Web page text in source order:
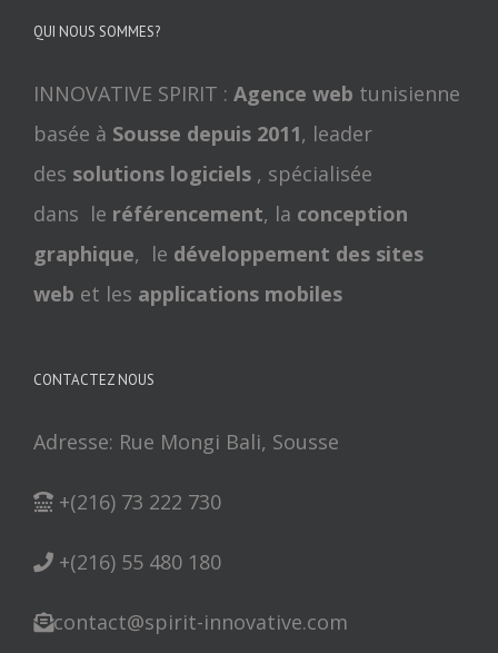
QUI NOUS SOMMES?
INNOVATIVE SPIRIT : Agence web tunisienne
basée à Sousse depuis 2011, leader
des solutions logiciels , spécialisée
dans le référencement, la conception
graphique, le développement des sites
web et les applications mobiles
CONTACTEZ NOUS
Adresse: Rue Mongi Bali, Sousse
+(216) 73 222 730
+(216) 55 480 180
contact@spirit-innovative.com